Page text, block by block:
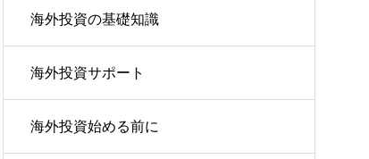
海外投資の基礎知識
海外投資サポート
海外投資始める前に